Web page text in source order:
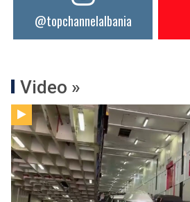
@topchannelalbania
Video »